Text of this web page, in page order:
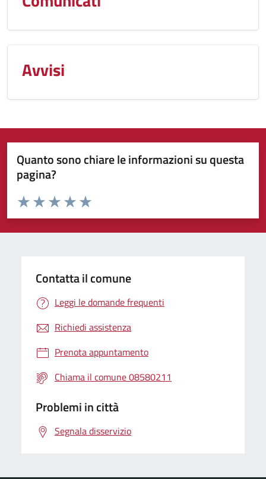
Avvisi
Quanto sono chiare le informazioni su questa
pagina?
Valuta da 1 a 5 stelle la pagina
Valuta 5 stelle su 5
Valuta 4 stelle su 5
Valuta 3 stelle su 5
Valuta 2 stelle su 5
Valuta 1 stelle su 5
Contatta il comune
Leggi le domande frequenti
Richiedi assistenza
Prenota appuntamento
Chiama il comune 08580211
Problemi in città
Segnala disservizio